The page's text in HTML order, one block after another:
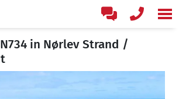
in Nørlev Strand /